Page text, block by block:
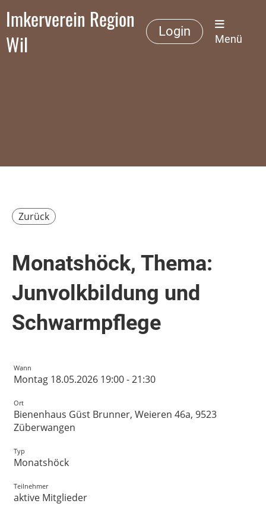
Imkerverein Region
Wil
Login
Menü
Zurück
Monatshöck, Thema:
Junvolkbildung und
Schwarmpflege
Wann
Montag 18.05.2026 19:00 - 21:30
Ort
Bienenhaus Güst Brunner, Weieren 46a, 9523
Züberwangen
Typ
Monatshöck
Teilnehmer
aktive Mitglieder